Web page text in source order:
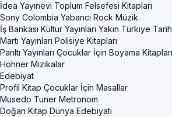
İdea Yayınevi Toplum Felsefesi Kitapları
Sony Colombia Yabancı Rock Müzik
İş Bankası Kültür Yayınları Yakın Türkiye
Martı Yayınları Polisiye Kitapları
Parıltı Yayınları Çocuklar İçin Boyama Kitapları
Hohner Mızıkalar
Edebiyat
Profil Kitap Çocuklar İçin Masallar
Musedo Tuner Metronom
Doğan Kitap Dünya Edebiyati